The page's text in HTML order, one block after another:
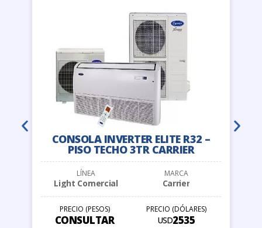
CONSOLA INVERTER ELITE R32 –
PISO TECHO 3TR CARRIER
LÍNEA
Light Comercial
MARCA
Carrier
PRECIO (PESOS)
CONSULTAR
PRECIO (DÓLARES)
USD2535